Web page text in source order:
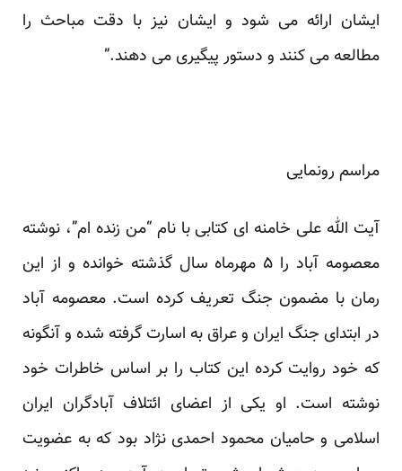
ایشان ارائه می شود و ایشان نیز با دقت مباحث را
مطالعه می کنند و دستور پیگیری می دهند.”
مراسم رونمایی
آیت الله علی خامنه ای کتابی با نام “من زنده ام”، نوشته
معصومه آباد را ۵ مهرماه سال گذشته خوانده و از این
رمان با مضمون جنگ تعریف کرده است. معصومه آباد
در ابتدای جنگ ایران و عراق به اسارت گرفته شده و آنگونه
که خود روایت کرده این کتاب را بر اساس خاطرات خود
نوشته است. او یکی از اعضای ائتلاف آبادگران ایران
اسلامی و حامیان محمود احمدی نژاد بود که به عضویت